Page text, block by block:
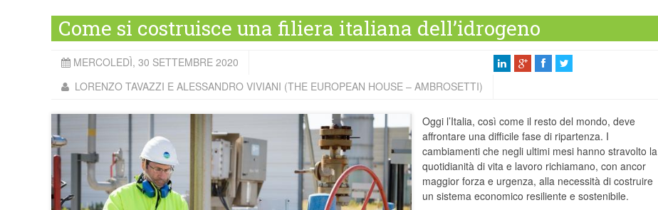
Come si costruisce una filiera italiana dell’idrogeno
MERCOLEDÌ, 30 SETTEMBRE 2020
LORENZO TAVAZZI E ALESSANDRO VIVIANI (THE EUROPEAN HOUSE – AMBROSETTI)
Oggi l’Italia, così come il resto del mondo, deve
affrontare una difficile fase di ripartenza. I
cambiamenti che negli ultimi mesi hanno stravolto la
quotidianità di vita e lavoro richiamano, con ancor
maggior forza e urgenza, alla necessità di costruire
un sistema economico resiliente e sostenibile.